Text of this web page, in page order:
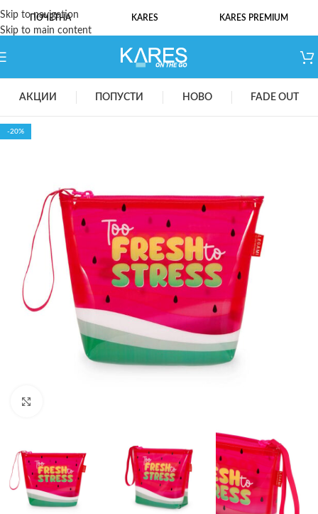
Skip to navigation
Skip to main content
ПОЧЕТНА KARES KARES PREMIUM
АКЦИИ ПОПУСТИ НОВО FADE OUT
-20%